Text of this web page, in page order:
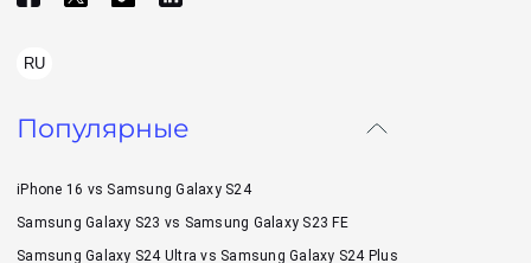
RU
Популярные
iPhone 16 vs Samsung Galaxy S24
Samsung Galaxy S23 vs Samsung Galaxy S23 FE
Samsung Galaxy S24 Ultra vs Samsung Galaxy S24 Plus